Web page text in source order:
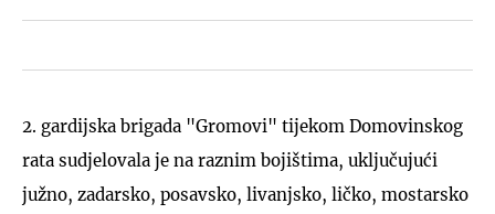
2. gardijska brigada "Gromovi" tijekom Domovinskog
rata sudjelovala je na raznim bojištima, uključujući
južno, zadarsko, posavsko, livanjsko, ličko, mostarsko